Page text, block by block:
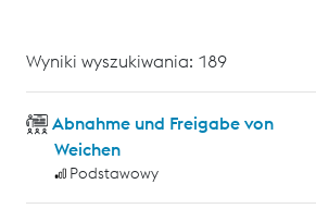
Wyniki wyszukiwania: 189
Abnahme und Freigabe von
Weichen
Podstawowy